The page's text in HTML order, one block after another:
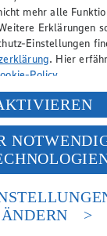
Coole Spiele,
mehr alle
Erklärungen
Einstellungen
. Hier
Policy.
personenbezogenen
und YouTube:
klickst, willigst
1 lit. a) DSGVO
werden.
einem nach
eines Zugriffs durch
ÄNDERN